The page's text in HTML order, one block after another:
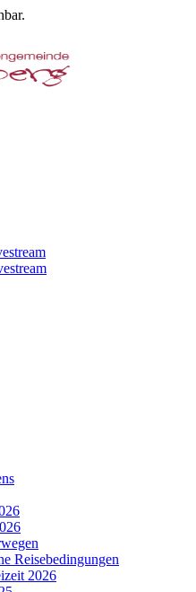
Reisebedingungen
2026